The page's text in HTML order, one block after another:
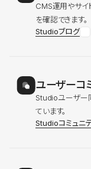
CMS運用やサイ
を確認できます。
Studioブログ
ユーザーコ
Studioユーザー
ています。
Studioコミュニ